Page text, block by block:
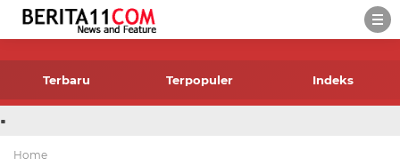
Terbaru Terpopuler Indeks
.
Home